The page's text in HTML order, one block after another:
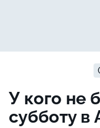
У кого не
субботу в